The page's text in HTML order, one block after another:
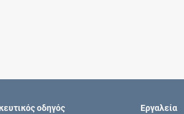
επιπλέον παροχές των συνδρομητικών
οδηγός Εργαλεία